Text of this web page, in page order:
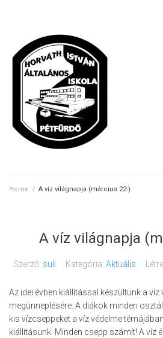
Home / A víz világnapja (március 22.)
A víz világnapja
Szerző: suli Kategória: Aktuális
Az idei évben kiállítással készültünk a víz
megünneplésére. A diákok minden
kis vízcseppeket a víz védelme
kiállításunk. Minden csepp számít! A víz